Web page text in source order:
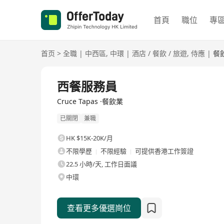
首頁 職位 專
首页 > 全職 | 中西區, 中環 | 酒店 / 餐飲 / 旅遊, 侍應 | 餐
西餐服務員
Cruce Tapas ·餐飲業
已關閉 兼職
HK $15K-20K/月
不限學歷
不限經驗
可提供香港工作簽證
22.5 小時/天, 工作日面議
中環
查看更多優選崗位